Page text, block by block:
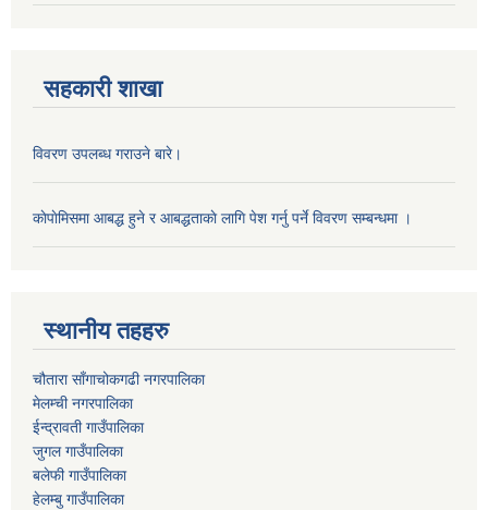
सहकारी शाखा
विवरण उपलब्ध गराउने बारे।
काेपाेमिसमा आबद्ध हुने र आबद्धताकाे लागि पेश गर्नु पर्ने विवरण सम्बन्धमा ।
स्थानीय तहहरु
चौतारा साँगाचोकगढी नगरपालिका
मेलम्ची नगरपालिका
ईन्द्रावती गाउँपालिका
जुगल गाउँपालिका
बलेफी गाउँपालिका
हेलम्बु गाउँपालिका